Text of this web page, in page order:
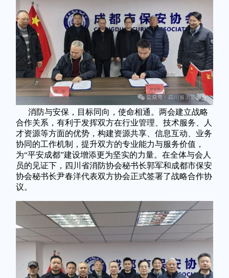
消防与安保，目标同向，使命相通。两会建立战略
合作关系，有利于发挥双方在行业管理、技术服务、人
才资源等方面的优势，构建资源共享、信息互动、业务
协同的工作机制，提升双方的专业能力与服务价值，
为“平安成都”建设增添更为坚实的力量。在全体与会人
员的见证下，四川省消防协会秘书长郭军和成都市保安
协会秘书长尹春洋代表双方协会正式签署了战略合作协
议。